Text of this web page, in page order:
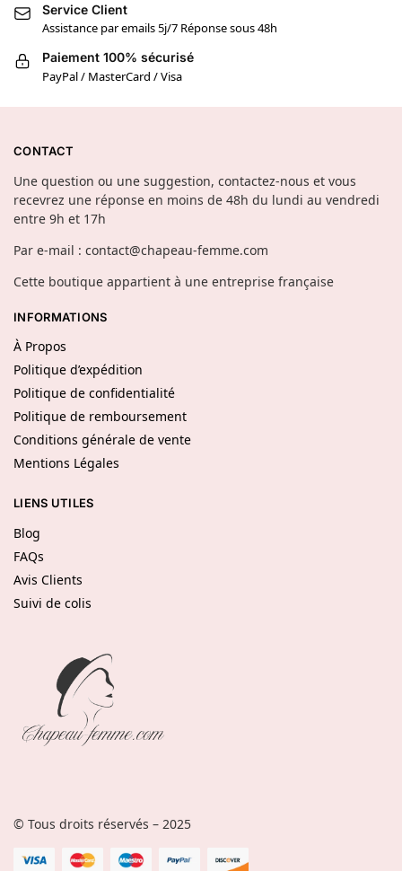
Service Client
Assistance par emails 5j/7 Réponse sous 48h
Paiement 100% sécurisé
PayPal / MasterCard / Visa
CONTACT
Une question ou une suggestion, contactez-nous et vous
recevrez une réponse en moins de 48h du lundi au vendredi
entre 9h et 17h
Par e-mail : contact@chapeau-femme.com
Cette boutique appartient à une entreprise française
INFORMATIONS
À Propos
Politique d’expédition
Politique de confidentialité
Politique de remboursement
Conditions générale de vente
Mentions Légales
LIENS UTILES
Blog
FAQs
Avis Clients
Suivi de colis
© Tous droits réservés – 2025